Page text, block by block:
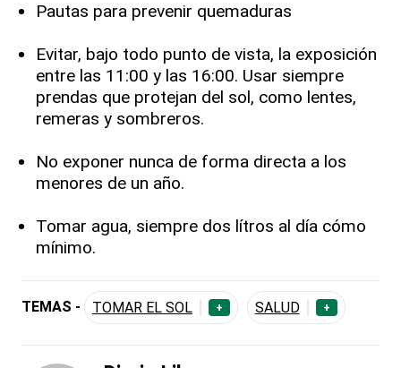
Pautas para prevenir quemaduras
Evitar, bajo todo punto de vista, la exposición
entre las 11:00 y las 16:00. Usar siempre
prendas que protejan del sol, como lentes,
remeras y sombreros.
No exponer nunca de forma directa a los
menores de un año.
Tomar agua, siempre dos lítros al día cómo
mínimo.
TEMAS - TOMAR EL SOL + SALUD +